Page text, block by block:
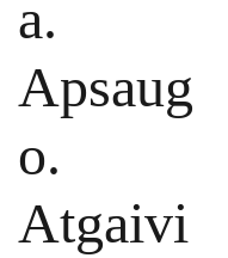
a.
Apsaug
o.
Atgaivi